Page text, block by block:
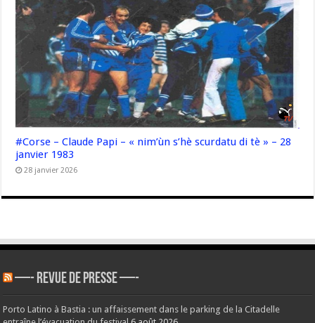
#Corse – Claude Papi – « nim’ùn s’hè scurdatu di tè » – 28
janvier 1983
28 janvier 2026
—- REVUE DE PRESSE —-
Porto Latino à Bastia : un affaissement dans le parking de la Citadelle